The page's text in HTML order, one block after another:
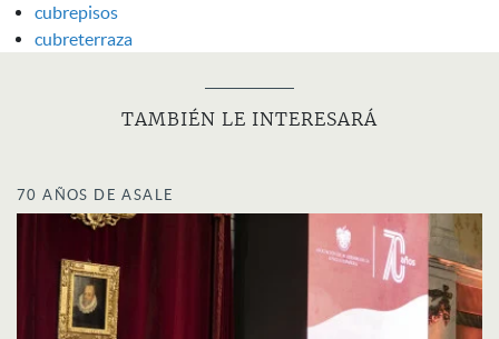
cubrepisos
cubreterraza
TAMBIÉN LE INTERESARÁ
70 AÑOS DE ASALE